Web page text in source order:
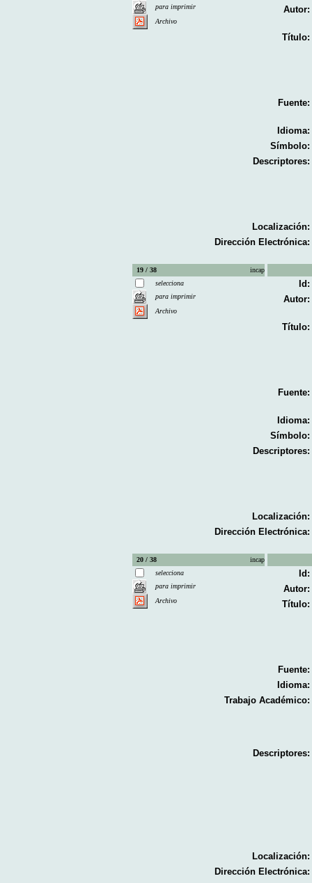
para imprimir
Archivo
Autor:
Título:
Fuente:
Idioma:
Símbolo:
Descriptores:
Localización:
Dirección Electrónica:
19 / 38
incap
selecciona
para imprimir
Archivo
Id:
Autor:
Título:
Fuente:
Idioma:
Símbolo:
Descriptores:
Localización:
Dirección Electrónica:
20 / 38
incap
selecciona
para imprimir
Archivo
Id:
Autor:
Título:
Fuente:
Idioma:
Trabajo Académico:
Descriptores:
Localización:
Dirección Electrónica: